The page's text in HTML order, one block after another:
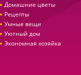
Домашние цветы
Рецепты
Умные вещи
Уютный дом
Экономная хозяйка